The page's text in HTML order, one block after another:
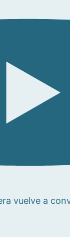
vuelve a